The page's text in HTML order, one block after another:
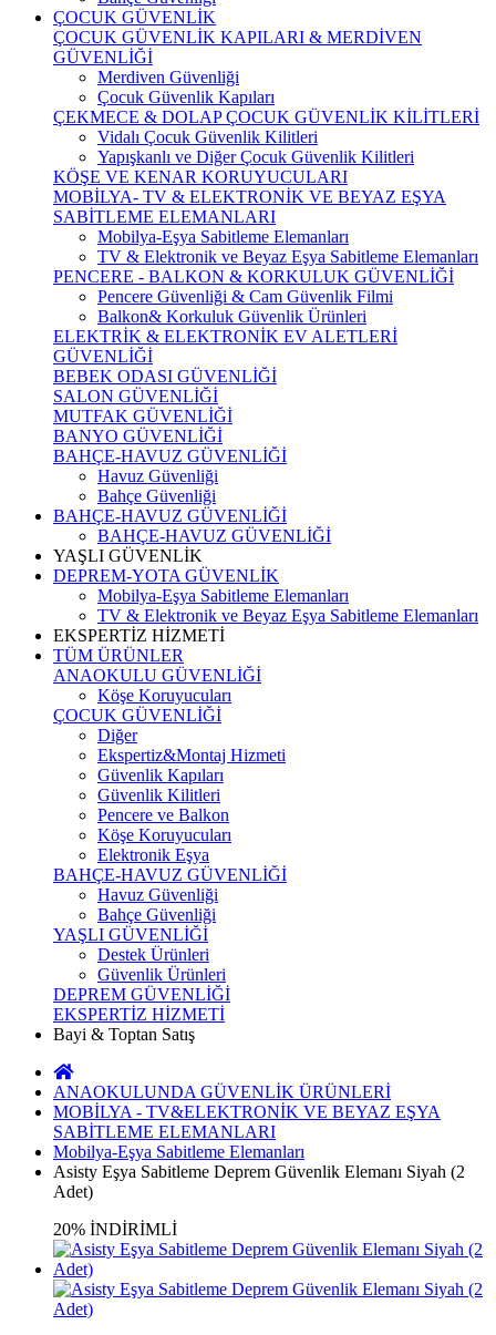
ÇOCUK GÜVENLİK
ÇOCUK GÜVENLİK KAPILARI & MERDİVEN
GÜVENLİĞİ
Merdiven Güvenliği
Çocuk Güvenlik Kapıları
ÇEKMECE & DOLAP ÇOCUK GÜVENLİK KİLİTLERİ
Vidalı Çocuk Güvenlik Kilitleri
Yapışkanlı ve Diğer Çocuk Güvenlik Kilitleri
KÖŞE VE KENAR KORUYUCULARI
MOBİLYA- TV & ELEKTRONİK VE BEYAZ EŞYA
SABİTLEME ELEMANLARI
Mobilya-Eşya Sabitleme Elemanları
TV & Elektronik ve Beyaz Eşya Sabitleme Elemanları
PENCERE - BALKON & KORKULUK GÜVENLİĞİ
Pencere Güvenliği & Cam Güvenlik Filmi
Balkon& Korkuluk Güvenlik Ürünleri
ELEKTRİK & ELEKTRONİK EV ALETLERİ
GÜVENLİĞİ
BEBEK ODASI GÜVENLİĞİ
SALON GÜVENLİĞİ
MUTFAK GÜVENLİĞİ
BANYO GÜVENLİĞİ
BAHÇE-HAVUZ GÜVENLİĞİ
Havuz Güvenliği
Bahçe Güvenliği
BAHÇE-HAVUZ GÜVENLİĞİ
BAHÇE-HAVUZ GÜVENLİĞİ
YAŞLI GÜVENLİK
DEPREM-YOTA GÜVENLİK
Mobilya-Eşya Sabitleme Elemanları
TV & Elektronik ve Beyaz Eşya Sabitleme Elemanları
EKSPERTİZ HİZMETİ
TÜM ÜRÜNLER
ANAOKULU GÜVENLİĞİ
Köşe Koruyucuları
ÇOCUK GÜVENLİĞİ
Diğer
Ekspertiz&Montaj Hizmeti
Güvenlik Kapıları
Güvenlik Kilitleri
Pencere ve Balkon
Köşe Koruyucuları
Elektronik Eşya
BAHÇE-HAVUZ GÜVENLİĞİ
Havuz Güvenliği
Bahçe Güvenliği
YAŞLI GÜVENLİĞİ
Destek Ürünleri
Güvenlik Ürünleri
DEPREM GÜVENLİĞİ
EKSPERTİZ HİZMETİ
Bayi & Toptan Satış
ANAOKULUNDA GÜVENLİK ÜRÜNLERİ
MOBİLYA - TV&ELEKTRONİK VE BEYAZ EŞYA
SABİTLEME ELEMANLARI
Mobilya-Eşya Sabitleme Elemanları
Asisty Eşya Sabitleme Deprem Güvenlik Elemanı Siyah (2
Adet)
20% İNDİRİMLİ